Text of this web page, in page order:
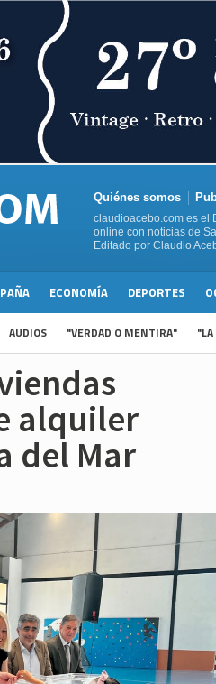
Quiénes somos
claudioacebo.com es el
online con noticias de
Editado por Claudio
ECONOMÍA DEPORTES
AUDIOS "VERDAD O MENTIRA"
alquiler
del Mar